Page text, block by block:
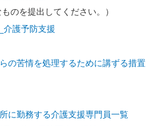
のを提出してください。）
介護予防支援
の苦情を処理するために講ずる措置
に勤務する介護支援専門員一覧